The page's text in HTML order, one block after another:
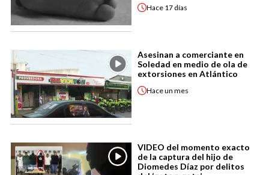
Hace 17 días
Asesinan a comerciante en
Soledad en medio de ola de
extorsiones en Atlántico
Haceun mes
VIDEO del momento exacto
de la captura del hijo de
Diomedes Díaz por delitos